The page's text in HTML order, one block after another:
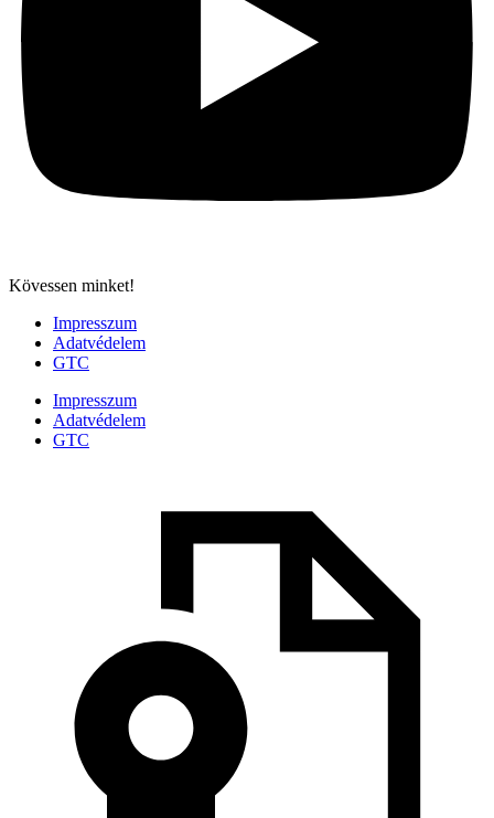
Kövessen minket!
Impresszum
Adatvédelem
GTC
Impresszum
Adatvédelem
GTC